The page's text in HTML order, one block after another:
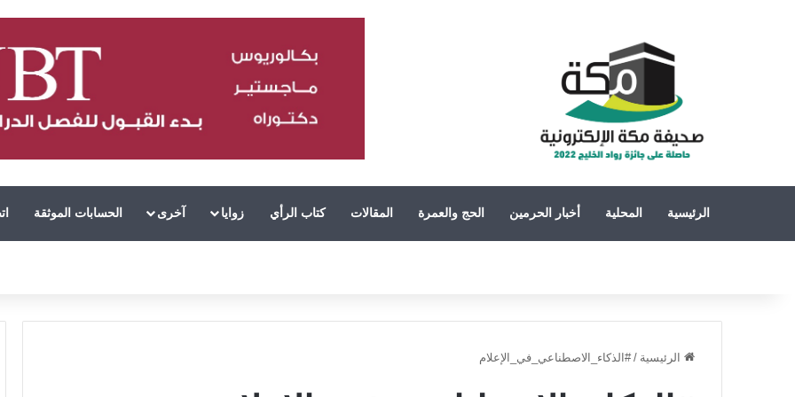
الرئيسية المحلية أخبار الحرمين الحج والعمرة المقالات كتاب الرأي زوايا آخرى الحسابات الموثقة
الرئيسية / #الذكاء_الاصطناعي_في_الإعلام